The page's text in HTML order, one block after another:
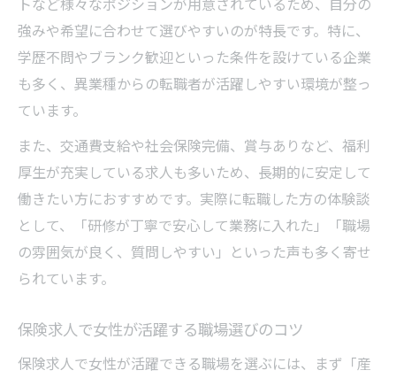
強みや希望に合わせて選びやすいのが特長です。特に、
学歴不問やブランク歓迎といった条件を設けている企業
も多く、異業種からの転職者が活躍しやすい環境が整っ
ています。
また、交通費支給や社会保険完備、賞与ありなど、福利
厚生が充実している求人も多いため、長期的に安定して
働きたい方におすすめです。実際に転職した方の体験談
として、「研修が丁寧で安心して業務に入れた」「職場
の雰囲気が良く、質問しやすい」といった声も多く寄せ
られています。
保険求人で女性が活躍する職場選びのコツ
保険求人で女性が活躍できる職場を選ぶには、まず「産